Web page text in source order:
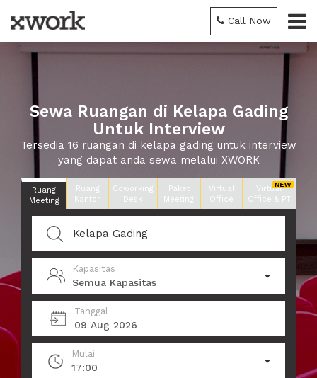
Call Now
Sewa Ruangan di Kelapa Gading
Untuk Interview
Tersedia 16 ruangan di kelapa gading untuk interview
yang dapat anda sewa melalui XWORK
Ruang
Meeting
Ruang
Kantor
Coworking
Desk
Paket
Meeting
Virtual
Office
Virtual
Office & PT
Kapasitas
Semua Kapasitas
Tanggal
09 Aug 2026
Mulai
17:00